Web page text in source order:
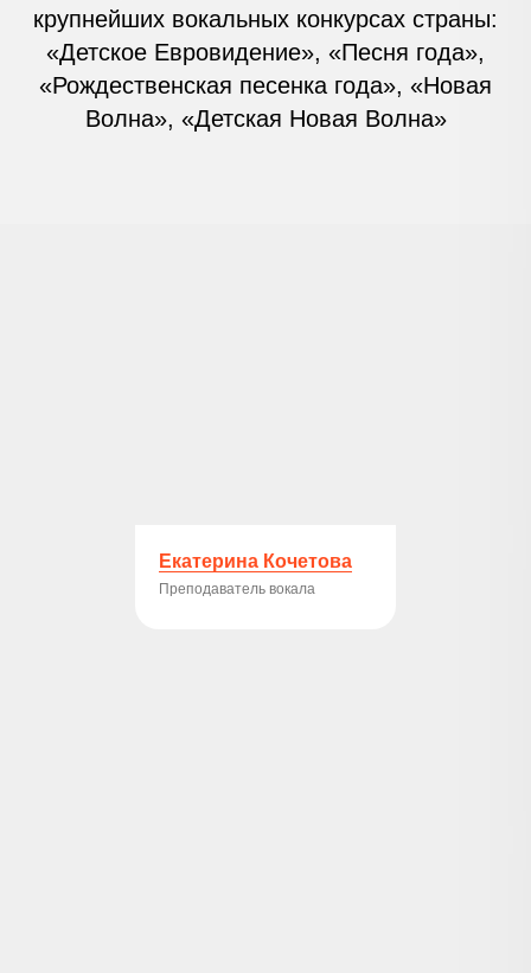
крупнейших вокальных конкурсах страны:
«Детское Евровидение», «Песня года»,
«Рождественская песенка года», «Новая
Волна», «Детская Новая Волна»
Екатерина Кочетова
Преподаватель вокала